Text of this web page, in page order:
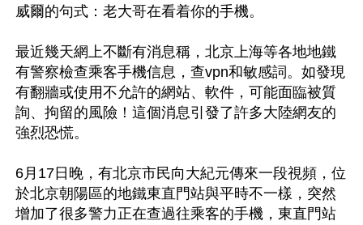
威爾的句式：老大哥在看着你的手機。
最近幾天網上不斷有消息稱，北京上海等各地地鐵
有警察檢查乘客手機信息，查vpn和敏感詞。如發現
有翻牆或使用不允許的網站、軟件，可能面臨被質
詢、拘留的風險！這個消息引發了許多大陸網友的
強烈恐慌。
6月17日晚，有北京市民向大紀元傳來一段視頻，位
於北京朝陽區的地鐵東直門站與平時不一樣，突然
增加了很多警力正在查過往乘客的手機，東直門站